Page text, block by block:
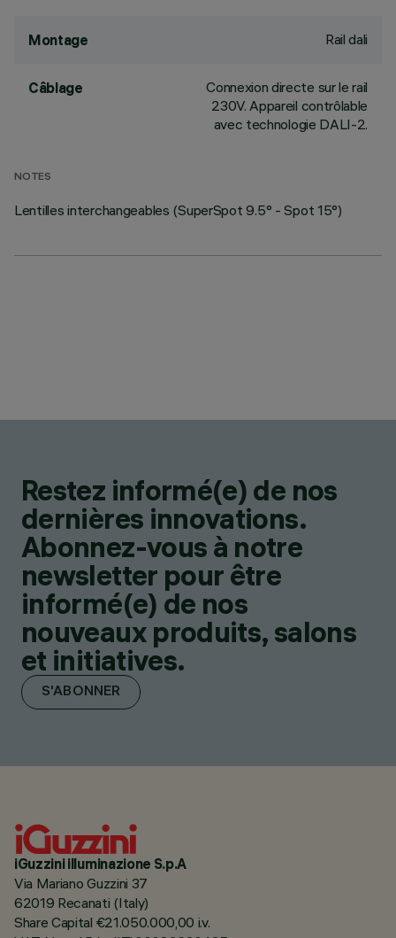
Montage Rail dali
Câblage
Connexion directe sur le rail
230V. Appareil contrôlable
avec technologie DALI-2.
NOTES
Lentilles interchangeables (SuperSpot 9.5° - Spot 15°)
Restez informé(e) de nos
dernières innovations.
Abonnez-vous à notre
newsletter pour être
informé(e) de nos
nouveaux produits, salons
et initiatives.
S'ABONNER
iGuzzini illuminazione S.p.A
Via Mariano Guzzini 37
62019 Recanati (Italy)
Share Capital €21.050.000,00 i.v.